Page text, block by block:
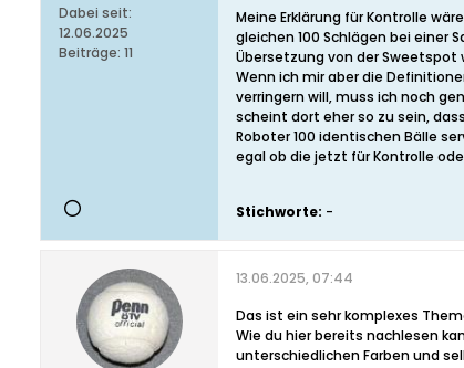
Dabei seit:
12.06.2025
Beiträge: 11
Meine Erklärung für Kontrolle
gleichen 100 Schlägen bei einer
Übersetzung von der Sweetspot
Wenn ich mir aber die
verringern will, muss ich noch
scheint dort eher so zu sein,
Roboter 100 identischen Bälle
egal ob die jetzt für Kontrolle
Stichworte: -
13.06.2025, 07:44
Das ist ein sehr komplexes
Wie du hier bereits nachlesen
unterschiedlichen Farben und